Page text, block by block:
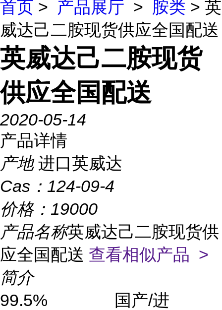
首页 > 产品展厅 > 胺类 > 英
威达己二胺现货供应全国配送
英威达己二胺现货
供应全国配送
2020-05-14
产品详情
产地 进口英威达
Cas： 124-09-4
价格： 19000
产品名称英威达己二胺现货供
应全国配送 查看相似产品 >
简介
99.5% 国产/进